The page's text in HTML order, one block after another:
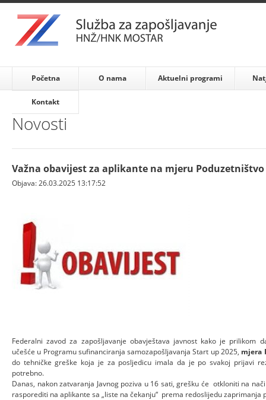
Početna O nama Aktuelni programi
Kontakt
Novosti
Važna obavijest za aplikante na mjeru Poduzetništvo
Objava: 26.03.2025 13:17:52
Federalni zavod za zapošljavanje obavještava javnost kako je prilikom
učešće u Programu sufinanciranja samozapošljavanja Start up 2025, mjera
do tehničke greške koja je za posljedicu imala da je po svakoj prijavi
potrebno.
Danas, nakon zatvaranja Javnog poziva u 16 sati, grešku će otkloniti na
rasporediti na aplikante sa „liste na čekanju“ prema redoslijedu zaprimanja